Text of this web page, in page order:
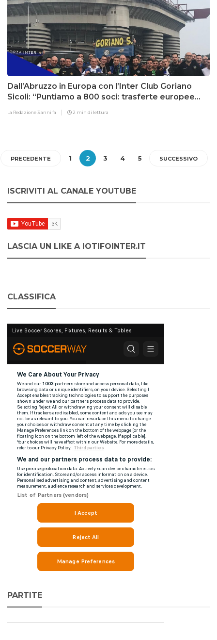
Dall’Abruzzo in Europa con l’Inter Club Goriano
Sicoli: “Puntiamo a 800 soci: trasferte europee
nostra specialità”
La Redazione3 anni fa 2 min di lettura
PRECEDENTE 1 2 3 4 5 SUCCESSIVO
ISCRIVITI AL CANALE YOUTUBE
LASCIA UN LIKE A IOTIFOINTER.IT
CLASSIFICA
PARTITE